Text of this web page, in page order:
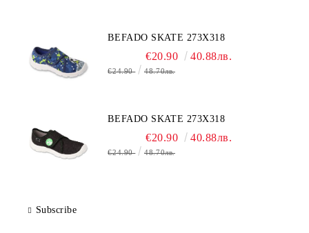
BEFADO SKATE 273X318
€20.90 40.88лв.
€24.90 48.70лв.
BEFADO SKATE 273X318
€20.90 40.88лв.
€24.90 48.70лв.
Subscribe